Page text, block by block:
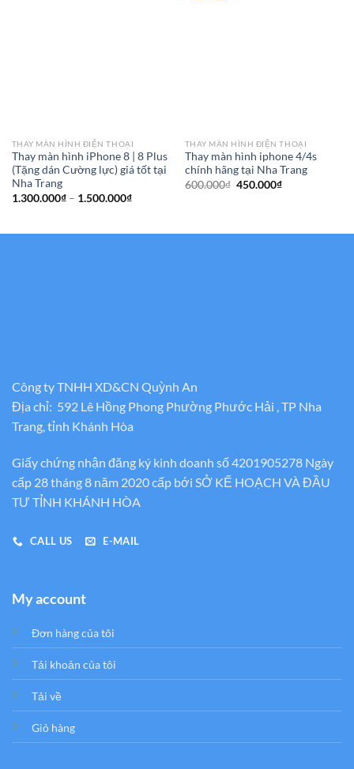
THAY MÀN HÌNH ĐIỆN THOẠI
Thay màn hình iPhone 8 | 8 Plus
(Tặng dán Cường lực) giá tốt tại
Nha Trang
1.300.000₫ – 1.500.000₫Khoảng
THAY MÀN HÌNH ĐIỆN THOẠI
Thay màn hình iphone 4/4s
chính hãng tại Nha Trang
600.000₫ Giá
450.000₫Giá
Công ty TNHH XD&CN Quỳnh An
Địa chỉ: 592 Lê Hồng Phong Phường Phước Hải , TP Nha
Trang, tỉnh Khánh Hòa
Giấy chứng nhận đăng ký kinh doanh số 4201905278 Ngày
cấp 28 tháng 8 năm 2020 cấp bới SỞ KẾ HOẠCH VÀ ĐẦU
TƯ TỈNH KHÁNH HÒA
CALL US E-MAIL
My account
Đơn hàng của tôi
Tải khoản của tôi
Tải về
Giỏ hàng